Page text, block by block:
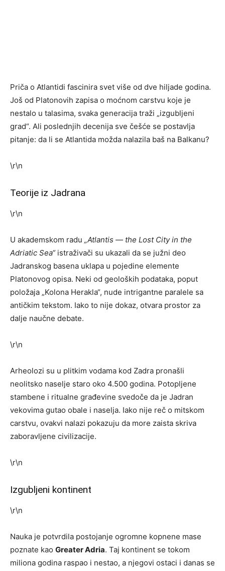
Priča o Atlantidi fascinira svet više od dve hiljade godina.
Još od Platonovih zapisa o moćnom carstvu koje je
nestalo u talasima, svaka generacija traži „izgubljeni
grad“. Ali poslednjih decenija sve češće se postavlja
pitanje: da li se Atlantida možda nalazila baš na Balkanu?
\r\n
Teorije iz Jadrana
\r\n
U akademskom radu „Atlantis — the Lost City in the
Adriatic Sea“istraživači su ukazali da se južni deo
Jadranskog basena uklapa u pojedine elemente
Platonovog opisa. Neki od geoloških podataka, poput
položaja „Kolona Herakla“, nude intrigantne paralele sa
antičkim tekstom. Iako to nije dokaz, otvara prostor za
dalje naučne debate.
\r\n
Arheolozi su u plitkim vodama kod Zadra pronašli
neolitsko naselje staro oko 4.500 godina. Potopljene
stambene i ritualne građevine svedoče da je Jadran
vekovima gutao obale i naselja. Iako nije reč o mitskom
carstvu, ovakvi nalazi pokazuju da more zaista skriva
zaboravljene civilizacije.
\r\n
Izgubljeni kontinent
\r\n
Nauka je potvrdila postojanje ogromne kopnene mase
poznate kao Greater Adria. Taj kontinent se tokom
miliona godina raspao i nestao, a njegovi ostaci i danas se